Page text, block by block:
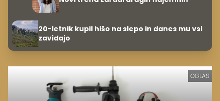
20-letnik kupil hišo na slepo in danes mu vsi
zavidajo
OGLAS